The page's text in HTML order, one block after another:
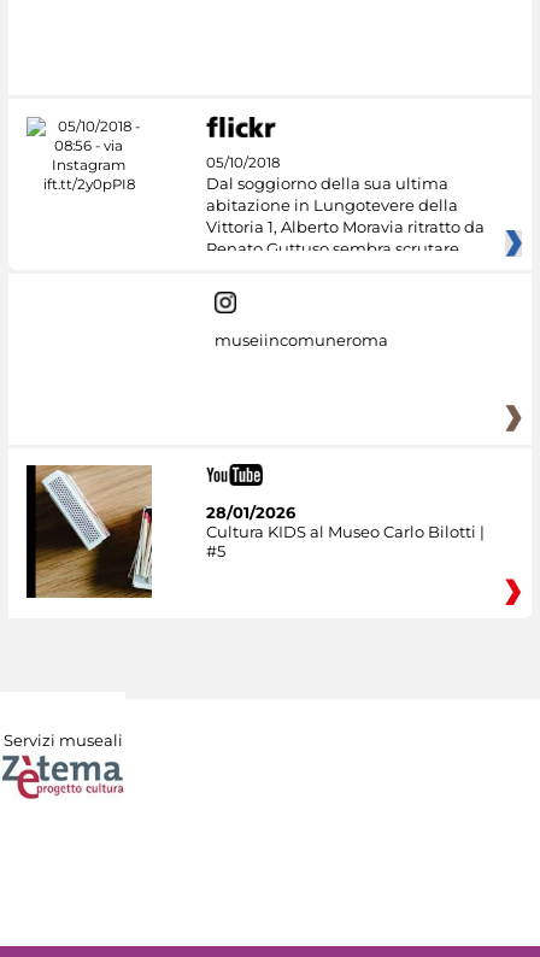
05/10/2018
Dal soggiorno della sua ultima
abitazione in Lungotevere della
Vittoria 1, Alberto Moravia ritratto da
Renato Guttuso sembra scrutare
museiincomuneroma
28/01/2026
Cultura KIDS al Museo Carlo Bilotti |
#5
Servizi museali